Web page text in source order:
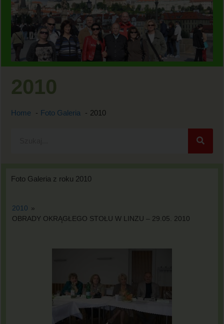
2010
Home Foto Galeria 2010
Foto Galeria z roku 2010
2010 »
OBRADY OKRĄGŁEGO STOŁU W LINZU – 29.05. 2010